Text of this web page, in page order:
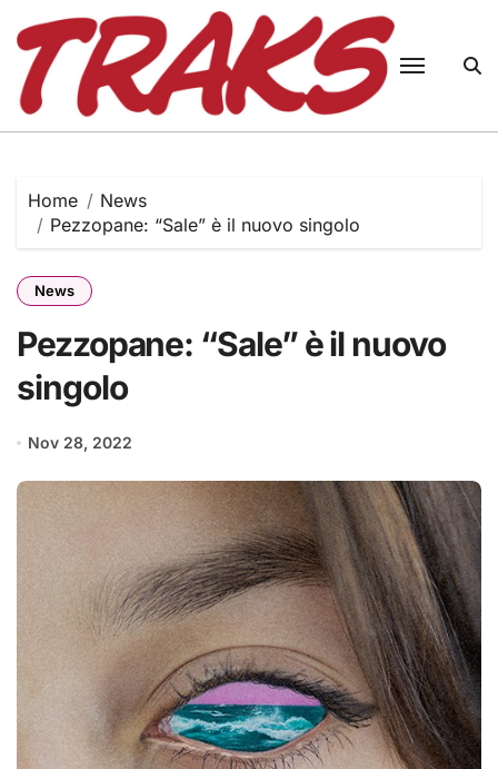
content
Home
News
Pezzopane: “Sale” è il nuovo singolo
News
Pezzopane: “Sale” è il nuovo
singolo
Nov 28, 2022